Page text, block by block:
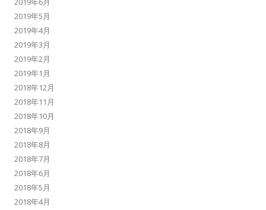
2019年5月
2019年4月
2019年3月
2019年2月
2019年1月
2018年12月
2018年11月
2018年10月
2018年9月
2018年8月
2018年7月
2018年6月
2018年5月
2018年4月